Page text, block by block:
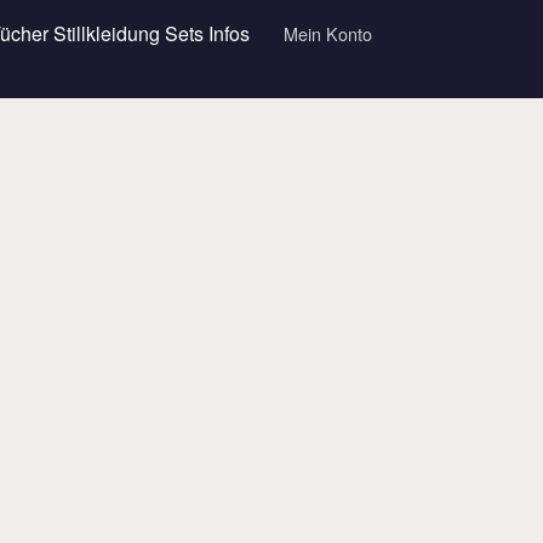
Stillkleidung Sets Infos Mein Konto